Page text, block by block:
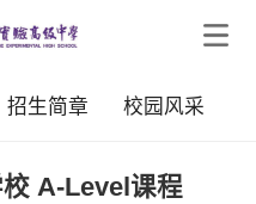
招生简章 校园风采
A-Level课程